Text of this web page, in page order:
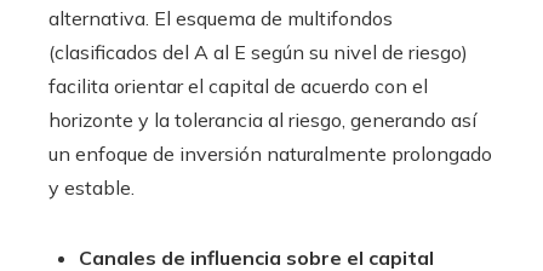
alternativa. El esquema de multifondos
(clasificados del A al E según su nivel de riesgo)
facilita orientar el capital de acuerdo con el
horizonte y la tolerancia al riesgo, generando así
un enfoque de inversión naturalmente prolongado
y estable.
Canales de influencia sobre el capital